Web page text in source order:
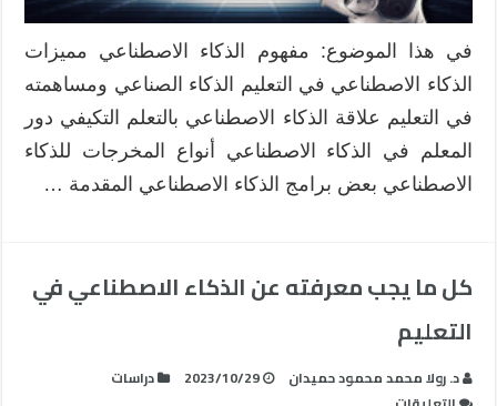
في هذا الموضوع: مفهوم الذكاء الاصطناعي مميزات
الذكاء الاصطناعي في التعليم الذكاء الصناعي ومساهمته
في التعليم علاقة الذكاء الاصطناعي بالتعلم التكيفي دور
المعلم في الذكاء الاصطناعي أنواع المخرجات للذكاء
الاصطناعي بعض برامج الذكاء الاصطناعي المقدمة …
كل ما يجب معرفته عن الذكاء الاصطناعي في
التعليم
د. رولا محمد محمود حميدان 2023/10/29
دراسات